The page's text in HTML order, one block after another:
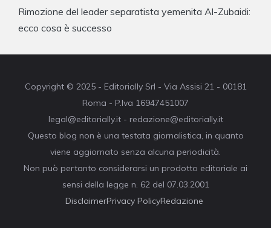
Rimozione del leader separatista yemenita Al-Zubaidi:
ecco cosa è successo
Copyright © 2025 - Editorially Srl - Via Assisi 21 - 00181
Roma - P.Iva 16947451007
legal@editorially.it - redazione@editorially.it
Questo blog non è una testata giornalistica, in quanto
viene aggiornato senza alcuna periodicità.
Non può pertanto considerarsi un prodotto editoriale ai
sensi della legge n. 62 del 07.03.2001
DisclaimerPrivacy PolicyRedazione